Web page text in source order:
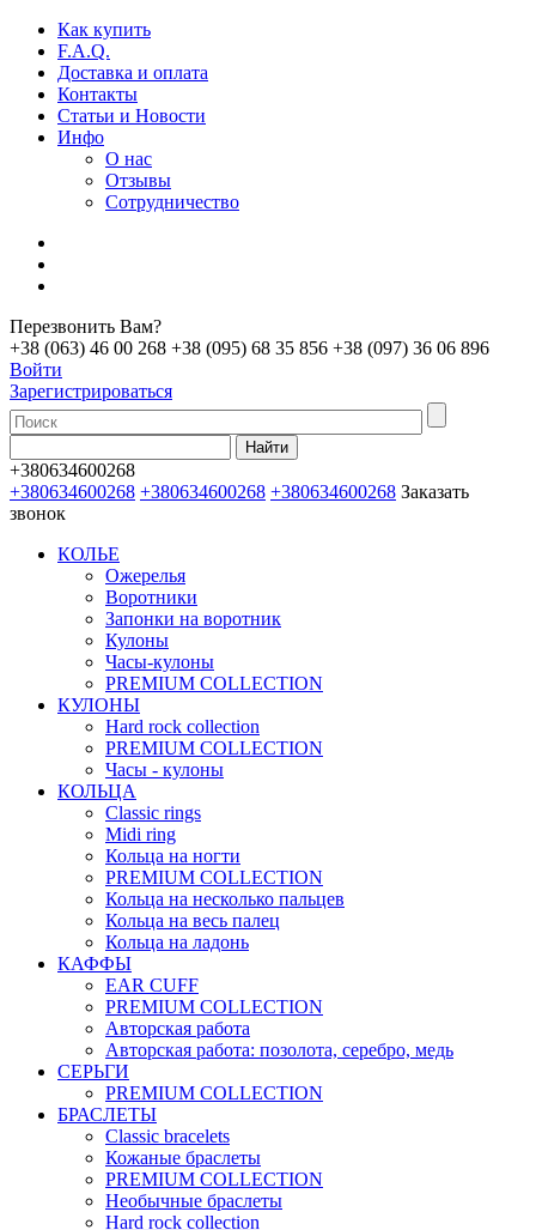
Как купить
F.A.Q.
Доставка и оплата
Контакты
Статьи и Новости
Инфо
О нас
Отзывы
Сотрудничество
Перезвонить Вам?
+38 (063) 46 00 268 +38 (095) 68 35 856 +38 (097) 36 06 896
Войти
Зарегистрироваться
+380634600268
+380634600268 +380634600268 +380634600268 Заказать
звонок
КОЛЬЕ
Ожерелья
Воротники
Запонки на воротник
Кулоны
Часы-кулоны
PREMIUM COLLECTION
КУЛОНЫ
Hard rock collection
PREMIUM COLLECTION
Часы - кулоны
КОЛЬЦА
Classic rings
Midi ring
Кольца на ногти
PREMIUM COLLECTION
Кольца на несколько пальцев
Кольца на весь палец
Кольца на ладонь
КАФФЫ
EAR CUFF
PREMIUM COLLECTION
Авторская работа
Авторская работа: позолота, серебро, медь
СЕРЬГИ
PREMIUM COLLECTION
БРАСЛЕТЫ
Classic bracelets
Кожаные браслеты
PREMIUM COLLECTION
Необычные браслеты
Hard rock collection